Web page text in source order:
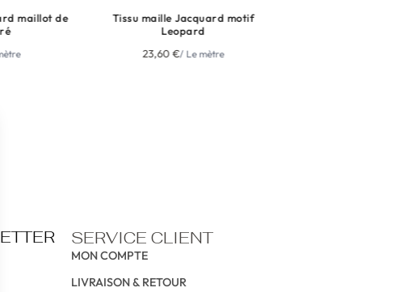
maillot de
Tissu maille Jacquard motif
Leopard
23,60€/ Le mètre
NEWSLETTER NEWSLETTER
SERVICE CLIENT
MON COMPTE
LIVRAISON & RETOUR